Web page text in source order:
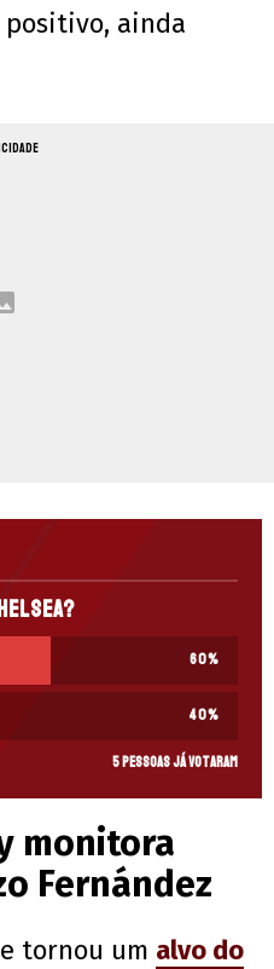
ainda
60%
40%
5 pessoas já votaram
monitora
Fernández
tornou um alvo do